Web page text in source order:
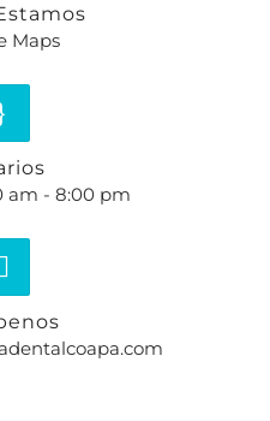
Maps
am - 8:00 pm